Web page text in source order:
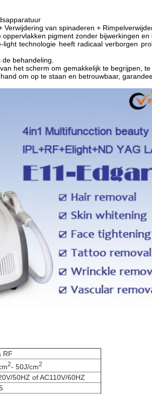
van spinaderen +
pigment zonder bijwerkingen en
technologie heeft radicaal verborgen
behandeling.
het scherm om gemakkelijk te begrijpen,
om op te staan en betrouwbaar,
RF
2- 50J/cm2
50HZ of AC110V/60HZ